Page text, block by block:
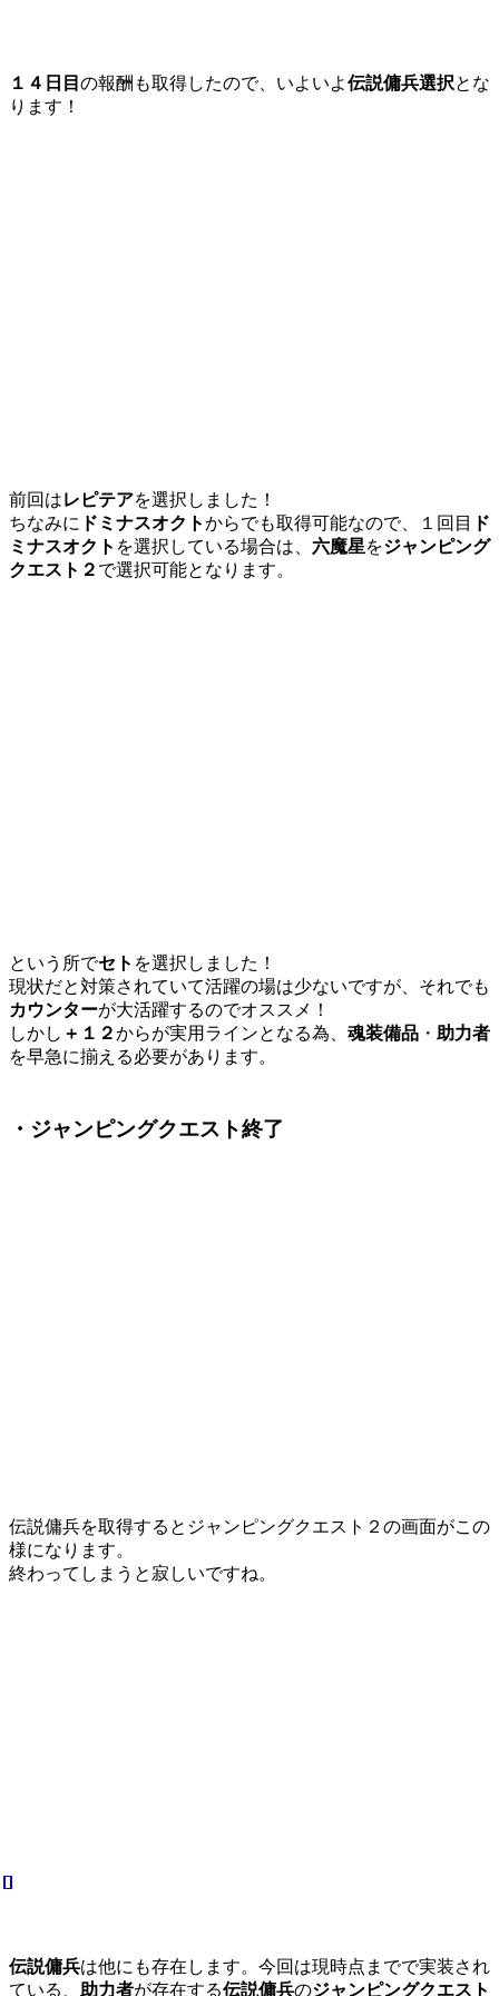
１４日目 の報酬も取得したので、いよいよ伝説傭兵選択とな
ります！
前回はレピテアを選択しました！
ちなみに ドミナスオクトからでも取得可能なので、１回目
ド
ミナスオクト を選択している場合は、 六魔星をジャンピング
クエスト２ で選択可能となります。
という所でセト を選択しました！
現状だと対策されていて活躍の場は少ないですが、それでも
カウンターが大活躍するのでオススメ！
しかし ＋１２からが実用ラインとなる為、 魂装備品 ・ 助力者
を早急に揃える必要があります。
・ジャンピングクエスト終了
伝説傭兵を取得するとジャンピングクエスト２の画面がこの
様になります。
終わってしまうと寂しいですね。
伝説傭兵は他にも存在します。今回は現時点までで実装され
ている、 助力者が存在する伝説傭兵のジャンピングクエスト